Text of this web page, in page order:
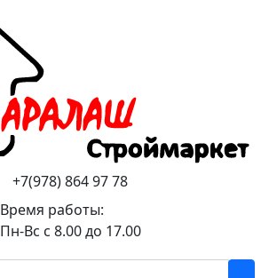
+7(978) 864 97 78
Время работы:
Пн-Вс с 8.00 до 17.00